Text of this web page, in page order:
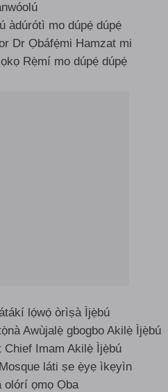
àdúrótì mo dúpẹ́ dúpẹ́
Dr Ọbáfẹ́mi Hamzat mi
Rẹ̀mí mo dúpẹ́ dúpẹ́
lọ́wọ́ òrìṣà Ìjẹ̀bú
Awùjalẹ̀ gbogbo Akilẹ̀ Ìjẹ̀bú
Chief Imam Akilẹ̀ Ìjẹ̀bú
láti ṣe ẹ̀yẹ ìkẹyìn
olórí ọmọ Ọba